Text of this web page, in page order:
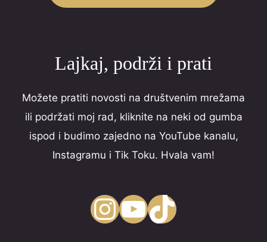
Lajkaj, podrži i prati
Možete pratiti novosti na društvenim mrežama
ili podržati moj rad, kliknite na neki od gumba
ispod i budimo zajedno na YouTube kanalu,
Instagramu i Tik Toku. Hvala vam!
InstagramYouTube TikTok